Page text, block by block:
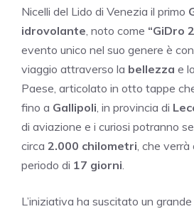
Nicelli del Lido di Venezia il primo
idrovolante , noto come “GiDro
evento unico nel suo genere è
viaggio attraverso la bellezza e la
Paese, articolato in otto tappe
fino a Gallipoli , in provincia di
di aviazione e i curiosi potranno
circa 2.000 chilometri , che
periodo di 17 giorni
L’iniziativa ha suscitato un